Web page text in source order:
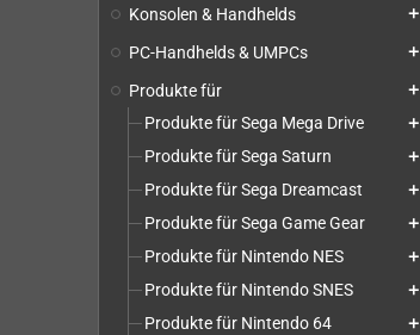
Konsolen & Handhelds add
PC-Handhelds & UMPCs add
Produkte für add
Produkte für Sega Mega Drive add
Produkte für Sega Saturn add
Produkte für Sega Dreamcast add
Produkte für Sega Game Gear add
Produkte für Nintendo NES add
Produkte für Nintendo SNES add
Produkte für Nintendo 64 add